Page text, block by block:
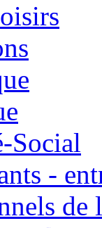
Social
-
de